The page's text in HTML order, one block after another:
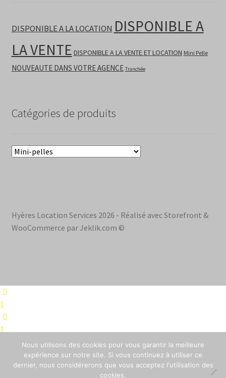
DISPONIBLE A LA LOCATION DISPONIBLE A
LA VENTE DISPONIBLE A LA VENTE ET LOCATION Mini Pelle
NOUVEAUTE DANS VOTRE AGENCE Tranchée
Catégories de produits
Hyères Location Services 2026 - Réalisé avec Storefront &
WooCommerce par Jeklik.com ©
1
1
Nous utilisons des cookies pour vous garantir la meilleure
expérience sur notre site. Si vous continuez à utiliser ce
dernier, nous considérerons que vous acceptez l'utilisation des
cookies.